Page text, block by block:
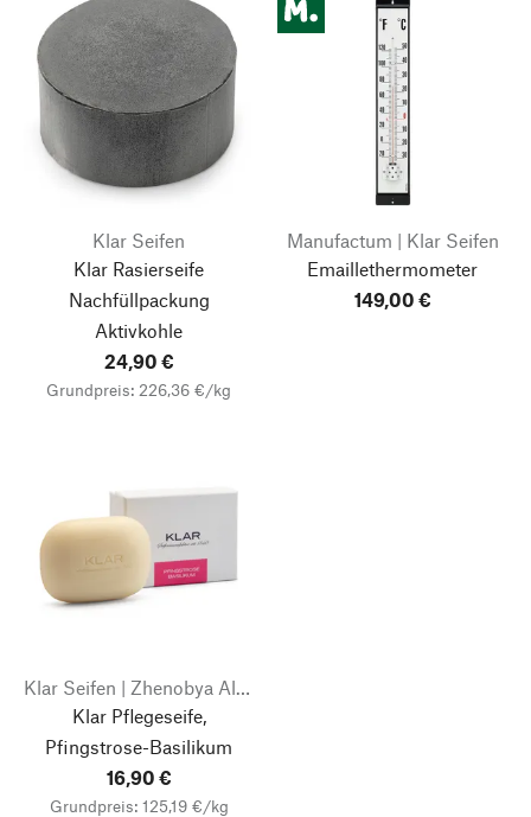
Klar Seifen
Klar Rasierseife
Nachfüllpackung
Aktivkohle
24,90 €
Grundpreis: 226,36 €/kg
Manufactum | Klar Seifen
Emaillethermometer
149,00 €
Klar Seifen | Zhenobya Aleppo- und Naturseifen
Klar Pflegeseife,
Pfingstrose-Basilikum
16,90 €
Grundpreis: 125,19 €/kg